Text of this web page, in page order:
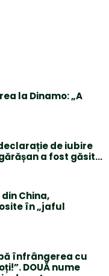
la Dinamo: „A
de iubire
a fost găsit…
China,
în „jaful
înfrângerea cu
DOUĂ nume